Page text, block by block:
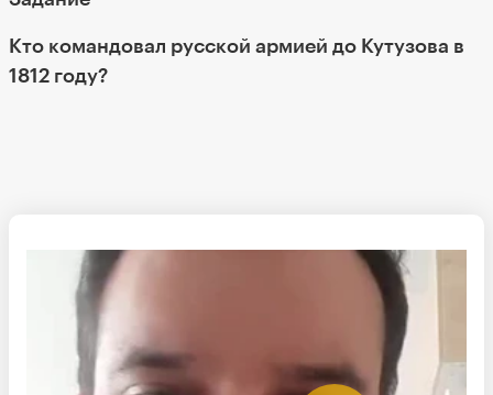
Кто командовал русской армией до Кутузова в
1812 году?